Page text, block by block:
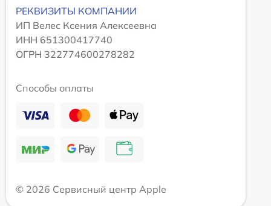
РЕКВИЗИТЫ КОМПАНИИ
ИП Велес Ксения Алексеевна
ИНН 651300417740
ОГРН 322774600278282
Способы оплаты
© 2026 Сервисный центр Apple